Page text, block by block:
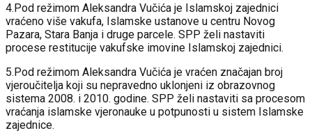
4.Pod režimom Aleksandra Vučića je Islamskoj zajednici
vraćeno više vakufa, Islamske ustanove u centru Novog
Pazara, Stara Banja i druge parcele. SPP želi nastaviti
procese restitucije vakufske imovine Islamskoj zajednici.
5.Pod režimom Aleksandra Vučića je vraćen značajan broj
vjeroučitelja koji su nepravedno uklonjeni iz obrazovnog
sistema 2008. i 2010. godine. SPP želi nastaviti sa procesom
vraćanja islamske vjeronauke u potpunosti u sistem Islamske
zajednice.